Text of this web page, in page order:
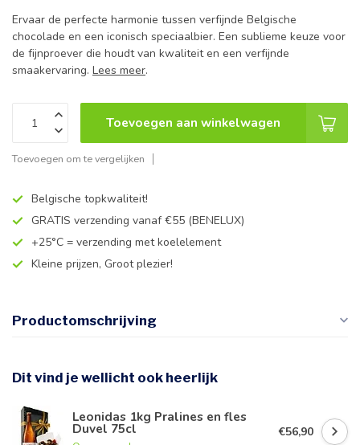
Ervaar de perfecte harmonie tussen verfijnde Belgische
chocolade en een iconisch speciaalbier. Een sublieme keuze voor
de fijnproever die houdt van kwaliteit en een verfijnde
smaakervaring. Lees meer.
Toevoegen aan winkelwagen
Toevoegen om te vergelijken
Belgische topkwaliteit!
GRATIS verzending vanaf €55 (BENELUX)
+25°C = verzending met koelelement
Kleine prijzen, Groot plezier!
Productomschrijving
Dit vind je wellicht ook heerlijk
Leonidas 1kg Pralines en fles
Duvel 75cl €56,90